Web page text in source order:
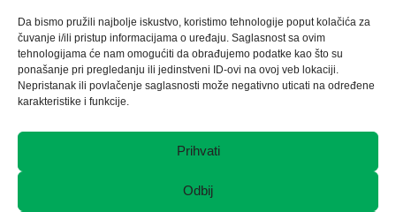
Da bismo pružili najbolje iskustvo, koristimo tehnologije poput kolačića za
čuvanje i/ili pristup informacijama o uređaju. Saglasnost sa ovim
tehnologijama će nam omogućiti da obrađujemo podatke kao što su
ponašanje pri pregledanju ili jedinstveni ID-ovi na ovoj veb lokaciji.
Nepristanak ili povlačenje saglasnosti može negativno uticati na određene
karakteristike i funkcije.
Prihvati
Odbij
72, 75 000 Tuzla ( Cloned )
Obavještenje o sazivanju XXXIV Vanredne Skupštine